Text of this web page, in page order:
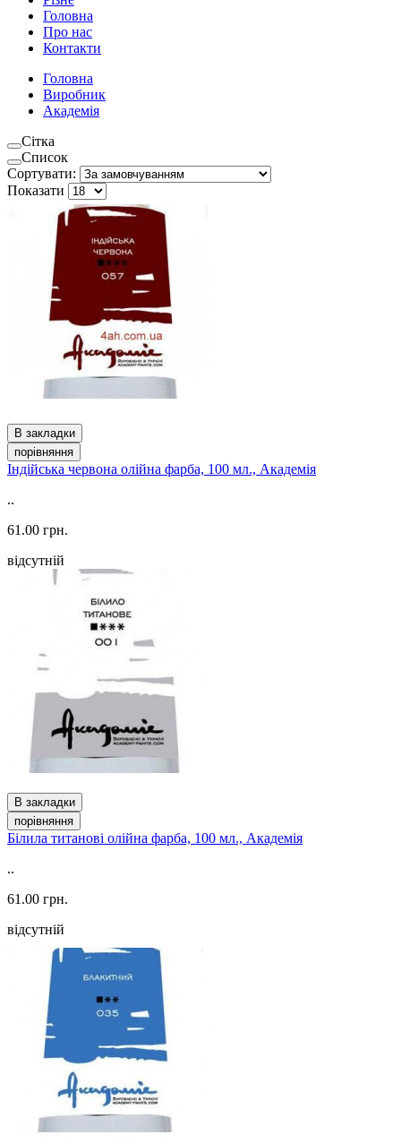
Головна
Про нас
Контакти
Головна
Виробник
Академія
Сітка
Список
Сортувати:
Показати
В закладки
порівняння
Індійська червона олійна фарба, 100 мл., Академія
..
61.00 грн.
відсутній
В закладки
порівняння
Білила титанові олійна фарба, 100 мл., Академія
..
61.00 грн.
відсутній